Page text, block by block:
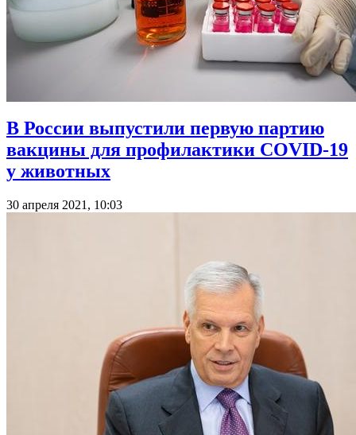
В России выпустили первую партию
вакцины для профилактики COVID-19
у животных
30 апреля 2021, 10:03